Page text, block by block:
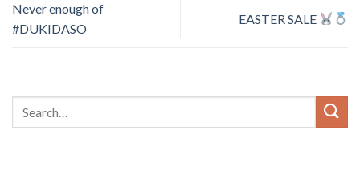
Never enough of
#DUKIDASO
EASTER SALE